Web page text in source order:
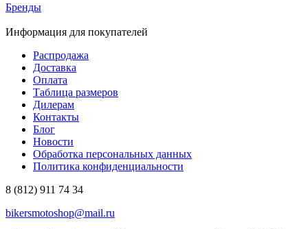
Бренды
Информация для покупателей
Распродажа
Доставка
Оплата
Таблица размеров
Дилерам
Контакты
Блог
Новости
Обработка персональных данных
Политика конфиденциальности
8 (812) 911 74 34
bikersmotoshop@mail.ru